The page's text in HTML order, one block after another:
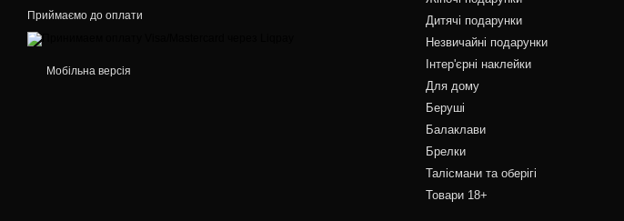
Приймаємо до оплати
Мобільна версія
Дитячі подарунки
Незвичайні подарунки
Інтер'єрні наклейки
Для дому
Беруші
Балаклави
Брелки
Талісмани та оберігі
Товари 18+